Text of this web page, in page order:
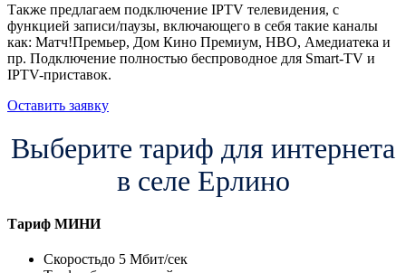
Также предлагаем подключение IPTV телевидения, с
функцией записи/паузы, включающего в себя такие каналы
как: Матч!Премьер, Дом Кино Премиум, HBO, Амедиатека и
пр. Подключение полностью беспроводное для Smart-TV и
IPTV-приставок.
Оставить заявку
Выберите тариф для интернета
в селе Ерлино
Тариф МИНИ
Скоростьдо 5 Мбит/сек